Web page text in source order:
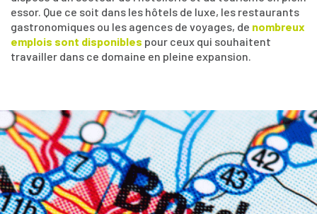
essor. Que ce soit dans les hôtels de luxe, les restaurants
gastronomiques ou les agences de voyages, de nombreux
emplois sont disponibles pour ceux qui souhaitent
travailler dans ce domaine en pleine expansion.